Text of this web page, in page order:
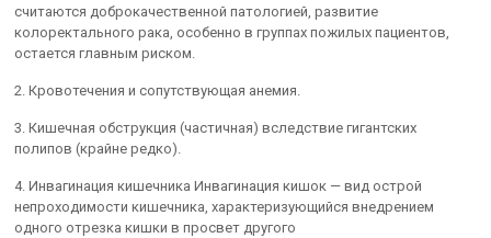
считаются доброкачественной патологией, развитие
колоректального рака, особенно в группах пожилых пациентов,
остается главным риском.
2. Кровотечения и сопутствующая анемия.
3. Кишечная обструкция (частичная) вследствие гигантских
полипов (крайне редко).
4. Инвагинация кишечника Инвагинация кишок — вид острой
непроходимости кишечника, характеризующийся внедрением
одного отрезка кишки в просвет другого